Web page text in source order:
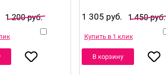
1 200 руб. 1 305 руб. 1 450 руб.
Купить в 1 клик
В корзину